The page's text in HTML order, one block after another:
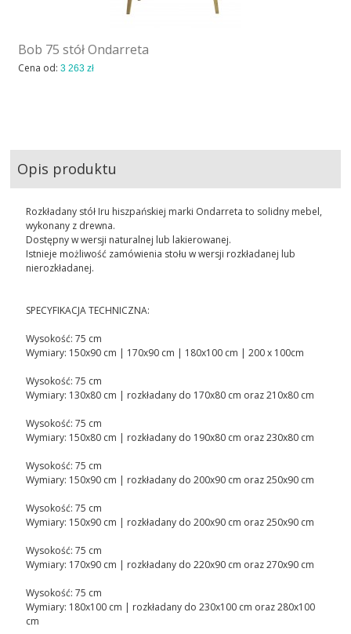
Bob 75 stół Ondarreta
Cena od:3 263 zł
Opis produktu
Rozkładany stół Iru hiszpańskiej marki Ondarreta to solidny mebel,
wykonany z drewna.
Dostępny w wersji naturalnej lub lakierowanej.
Istnieje możliwość zamówienia stołu w wersji rozkładanej lub
nierozkładanej.
SPECYFIKACJA TECHNICZNA:
Wysokość: 75 cm
Wymiary: 150x90 cm | 170x90 cm | 180x100 cm | 200 x 100cm
Wysokość: 75 cm
Wymiary: 130x80 cm | rozkładany do 170x80 cm oraz 210x80 cm
Wysokość: 75 cm
Wymiary: 150x80 cm | rozkładany do 190x80 cm oraz 230x80 cm
Wysokość: 75 cm
Wymiary: 150x90 cm | rozkładany do 200x90 cm oraz 250x90 cm
Wysokość: 75 cm
Wymiary: 150x90 cm | rozkładany do 200x90 cm oraz 250x90 cm
Wysokość: 75 cm
Wymiary: 170x90 cm | rozkładany do 220x90 cm oraz 270x90 cm
Wysokość: 75 cm
Wymiary: 180x100 cm | rozkładany do 230x100 cm oraz 280x100
cm